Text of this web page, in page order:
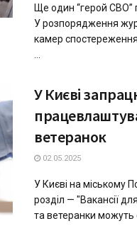
Ще один “герой СВО”
У розпорядження
камер
У Києві
ветеранок
02.05.2025
У Києві на міському
розділ — "Вакансії
та ветеранки можуть